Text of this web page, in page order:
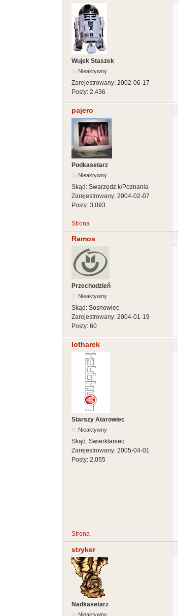
Wujek Staszek
Nieaktywny
Zarejestrowany: 2002-06-17
Posty: 2,436
pajero
Podkasetarz
Nieaktywny
Skąd: Swarzędz k/Poznania
Zarejestrowany: 2004-02-07
Posty: 3,093
Strona
Ramos
Przechodzień
Nieaktywny
Skąd: Sosnowiec
Zarejestrowany: 2004-01-19
Posty: 60
lotharek
Starszy Atarowiec
Nieaktywny
Skąd: Swierklaniec
Zarejestrowany: 2005-04-01
Posty: 2,055
Strona
stryker
Nadkasetarz
Nieaktywny